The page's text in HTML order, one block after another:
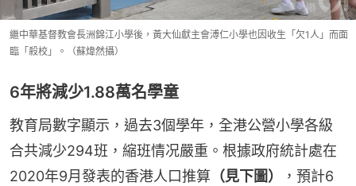
繼中華基督教會長洲錦江小學後，黃大仙獻主會溥仁小學也因收生「欠1人」而面
臨「殺校」。（蘇煒然攝）
6年將減少1.88萬名學童
教育局數字顯示，過去3個學年，全港公營小學各級
合共減少294班，縮班情况嚴重。根據政府統計處在
2020年9月發表的香港人口推算 （見下圖）
，預計6